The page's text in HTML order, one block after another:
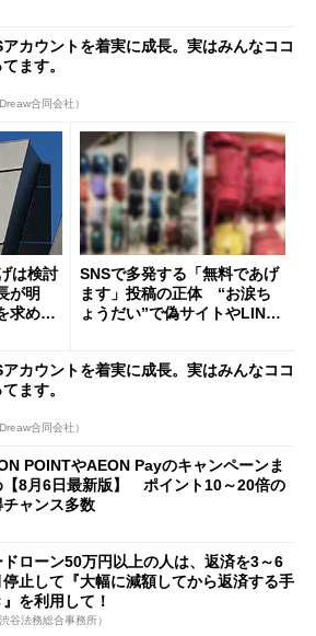
アカウントを着実に成長。実はみんなココ
ます。
合同会社）
は検討
が明
求める
SNSで多発する「無料であげ
ます」投稿の正体 “お涙ち
ょうだい”で偽サイトやLINE
アカウントを着実に成長。実はみんなココ
ます。
合同会社）
POINTやAEON Payのキャンペーンま
【8月6日最新版】 ポイント10～20倍の
チャンス多数
ドローン50万円以上の人は、返済を3～6
停止して『大幅に減額してから返済する手
を利用して！
谷法務総合事務所）